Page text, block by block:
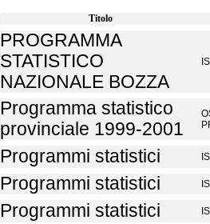
Titolo
PROGRAMMA
STATISTICO
NAZIONALE BOZZA
Programma statistico
provinciale 1999-2001
Programmi statistici
Programmi statistici
Programmi statistici